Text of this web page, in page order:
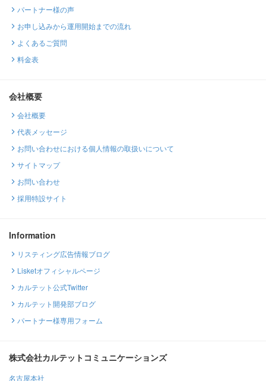
パートナー様の声
お申し込みから運用開始までの流れ
よくあるご質問
料金表
会社概要
会社概要
代表メッセージ
お問い合わせにおける個人情報の取扱いについて
サイトマップ
お問い合わせ
採用特設サイト
Information
リスティング広告情報ブログ
Lisketオフィシャルページ
カルテット公式Twitter
カルテット開発部ブログ
パートナー様専用フォーム
株式会社カルテットコミュニケーションズ
名古屋本社